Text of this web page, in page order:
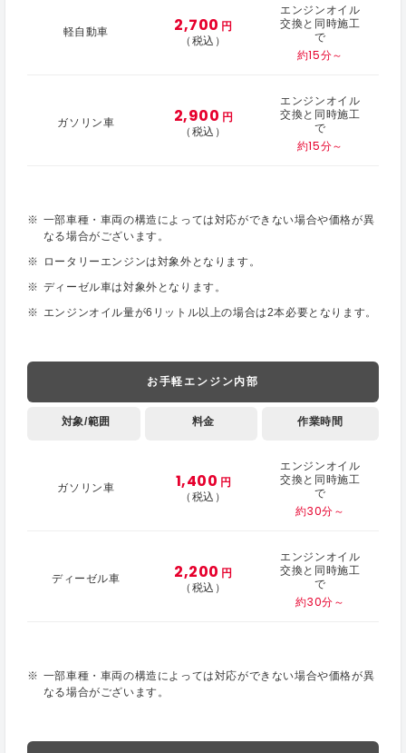
軽自動車 2,700 円
（税込）
エンジンオイル
交換と同時施工
で
約15分～
ガソリン車 2,900 円
（税込）
エンジンオイル
交換と同時施工
で
約15分～
一部車種・車両の構造によっては対応ができない場合や価格が異
なる場合がございます。
ロータリーエンジンは対象外となります。
ディーゼル車は対象外となります。
エンジンオイル量が6リットル以上の場合は2本必要となります。
お手軽エンジン内部
対象/範囲 料金 作業時間
ガソリン車 1,400 円
（税込）
エンジンオイル
交換と同時施工
で
約30分～
ディーゼル車 2,200 円
（税込）
エンジンオイル
交換と同時施工
で
約30分～
一部車種・車両の構造によっては対応ができない場合や価格が異
なる場合がございます。